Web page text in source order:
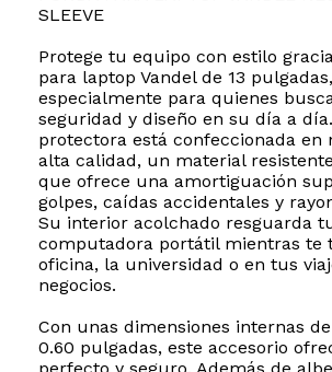
SLEEVE
Protege tu equipo con estilo
para laptop Vandel de 13
especialmente para quienes
seguridad y diseño en su día a
protectora está confeccionada en
alta calidad, un material
que ofrece una amortiguación
golpes, caídas accidentales y
Su interior acolchado resguarda
computadora portátil mientras te
oficina, la universidad o en tus
negocios.
Con unas dimensiones internas de
0.60 pulgadas, este accesorio